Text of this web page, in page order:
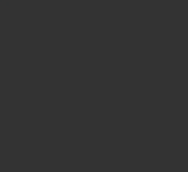
МАСКИ THE GLOW FACTOR